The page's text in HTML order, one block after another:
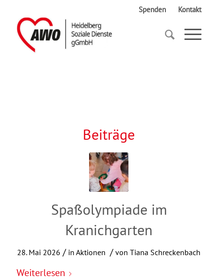
Spenden Kontakt
Startseite Seniorenzentrum
Beiträge
Spaßolympiade im
Kranichgarten
28. Mai 2026 / inAktionen / vonTiana Schreckenbach
Weiterlesen